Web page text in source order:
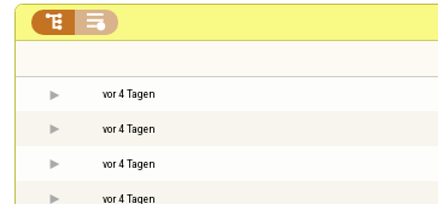
 
vor 4 Tagen
vor 4 Tagen
vor 4 Tagen
vor 4 Tagen